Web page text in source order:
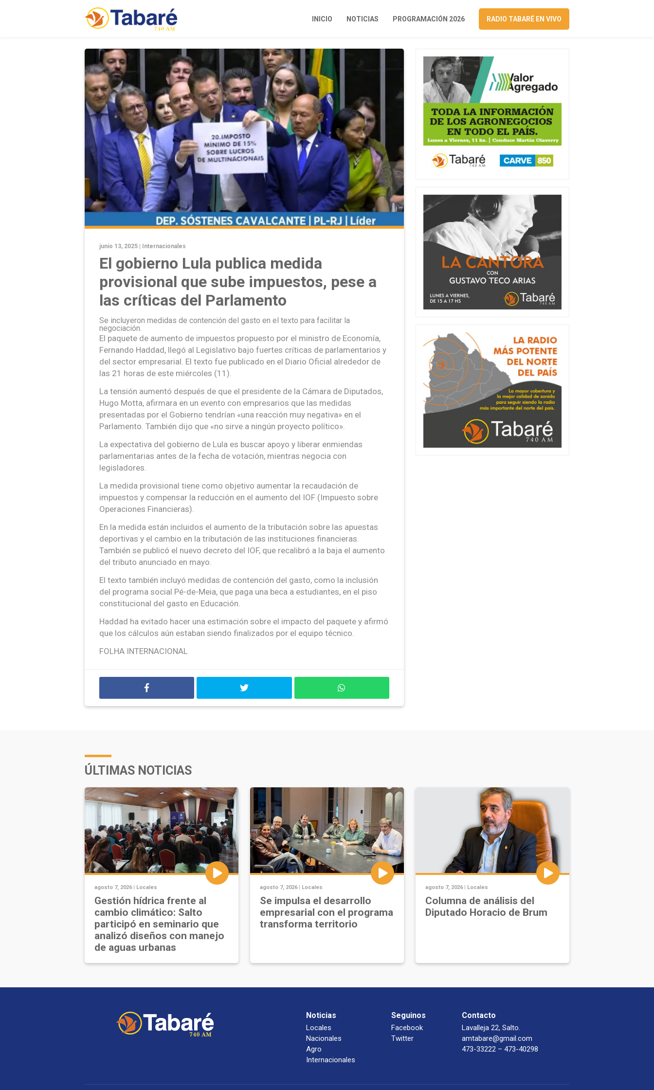
INICIO NOTICIAS PROGRAMACIÓN 2026 RADIO TABARÉ EN VIVO
junio 13, 2025 | Internacionales
El gobierno Lula publica medida
provisional que sube impuestos, pese a
las críticas del Parlamento
Se incluyeron medidas de contención del gasto en el texto para facilitar la
negociación.
El paquete de aumento de impuestos propuesto por el ministro de Economía,
Fernando Haddad, llegó al Legislativo bajo fuertes críticas de parlamentarios y
del sector empresarial. El texto fue publicado en el Diario Oficial alrededor de
las 21 horas de este miércoles (11).
La tensión aumentó después de que el presidente de la Cámara de Diputados,
Hugo Motta, afirmara en un evento con empresarios que las medidas
presentadas por el Gobierno tendrían «una reacción muy negativa» en el
Parlamento. También dijo que «no sirve a ningún proyecto político».
La expectativa del gobierno de Lula es buscar apoyo y liberar enmiendas
parlamentarias antes de la fecha de votación, mientras negocia con
legisladores.
La medida provisional tiene como objetivo aumentar la recaudación de
impuestos y compensar la reducción en el aumento del IOF (Impuesto sobre
Operaciones Financieras).
En la medida están incluidos el aumento de la tributación sobre las apuestas
deportivas y el cambio en la tributación de las instituciones financieras.
También se publicó el nuevo decreto del IOF, que recalibró a la baja el aumento
del tributo anunciado en mayo.
El texto también incluyó medidas de contención del gasto, como la inclusión
del programa social Pé-de-Meia, que paga una beca a estudiantes, en el piso
constitucional del gasto en Educación.
Haddad ha evitado hacer una estimación sobre el impacto del paquete y afirmó
que los cálculos aún estaban siendo finalizados por el equipo técnico.
FOLHA INTERNACIONAL
ÚLTIMAS NOTICIAS
agosto 7, 2026 | Locales
Gestión hídrica frente al
cambio climático: Salto
participó en seminario que
analizó diseños con manejo
de aguas urbanas
agosto 7, 2026 | Locales
Se impulsa el desarrollo
empresarial con el programa
transforma territorio
agosto 7, 2026 | Locales
Columna de análisis del
Diputado Horacio de Brum
Noticias
Locales
Nacionales
Agro
Internacionales
Seguinos
Facebook
Twitter
Contacto
Lavalleja 22, Salto.
amtabare@gmail.com
473-33222 – 473-40298